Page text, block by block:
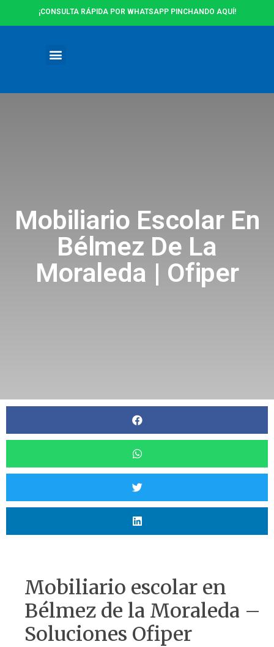
¡CONSULTA RÁPIDA POR WHATSAPP PINCHANDO AQUÍ!
Mobiliario Escolar En
Bélmez De La
Moraleda | Ofiper
Mobiliario escolar en
Bélmez de la Moraleda –
Soluciones Ofiper